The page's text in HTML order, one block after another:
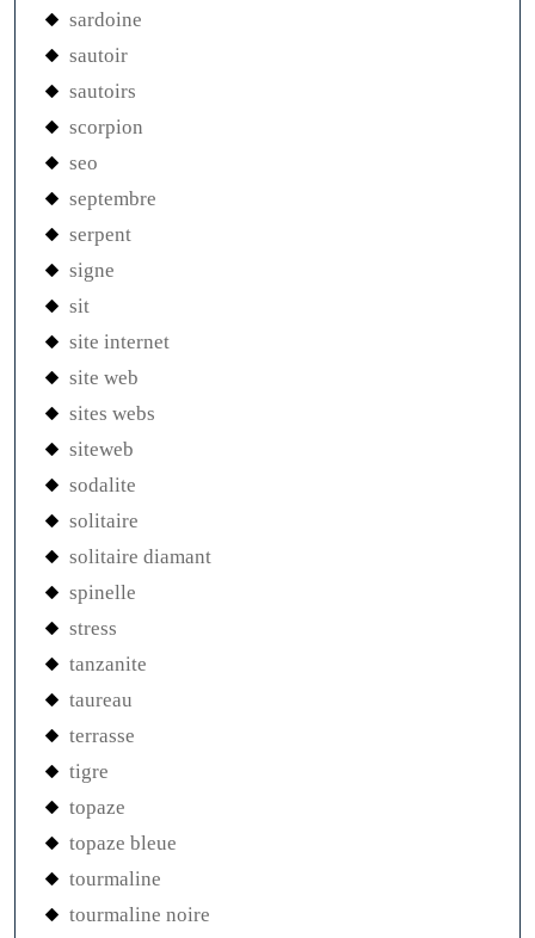
sardoine
sautoir
sautoirs
scorpion
seo
septembre
serpent
signe
sit
site internet
site web
sites webs
siteweb
sodalite
solitaire
solitaire diamant
spinelle
stress
tanzanite
taureau
terrasse
tigre
topaze
topaze bleue
tourmaline
tourmaline noire